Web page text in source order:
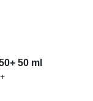
50 ml
50 ml